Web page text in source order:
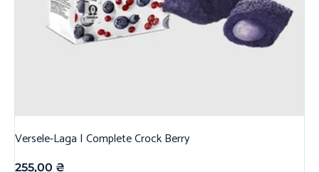
Versele-Laga | Complete Crock Berry
255,00 ₴